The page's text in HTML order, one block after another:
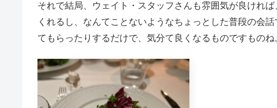
それで結局、ウェイト・スタッフさんも雰囲気が良けれ
くれるし、なんてことないようなちょっとした普段の会
てもらったりするだけで、気分て良くなるものですものね